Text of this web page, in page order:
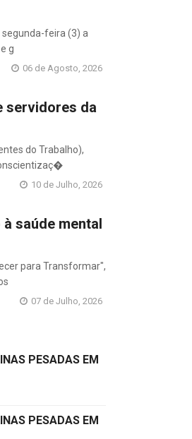
feira (3) a
g
06 de Agosto, 2026
servidores da
do Trabalho),
10 de Julho, 2026
saúde mental
para Transformar",
07 de Julho, 2026
PESADAS EM
PESADAS EM